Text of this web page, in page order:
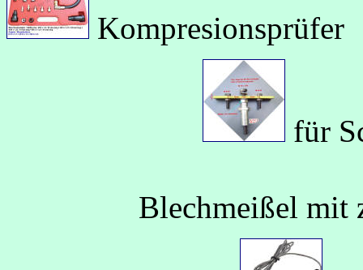
Kompresionsprüfer
für
Blechmeißel